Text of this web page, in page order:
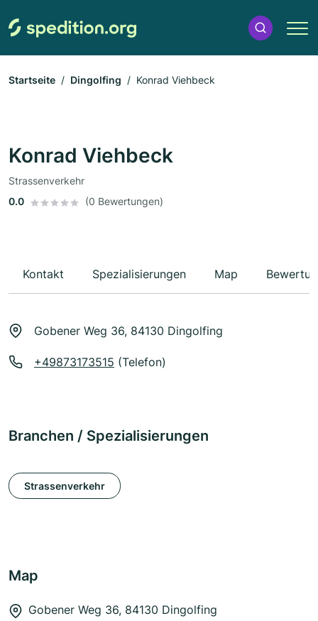
Startseite Dingolfing Konrad Viehbeck
Konrad Viehbeck
Strassenverkehr
0.0
(0 Bewertungen)
Kontakt Spezialisierungen Map
Gobener Weg 36, 84130 Dingolfing
+49873173515 (Telefon)
Branchen / Spezialisierungen
Strassenverkehr
Map
Gobener Weg 36, 84130 Dingolfing